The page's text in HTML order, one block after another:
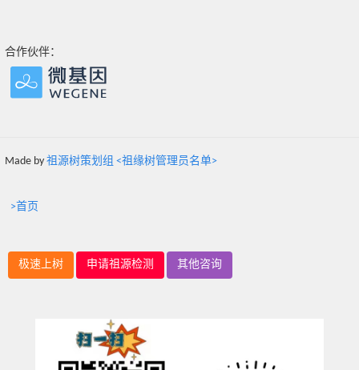
合作伙伴：
Made by 祖源树策划组 <祖缘树管理员名单>
>首页
极速上树 申请祖源检测 其他咨询